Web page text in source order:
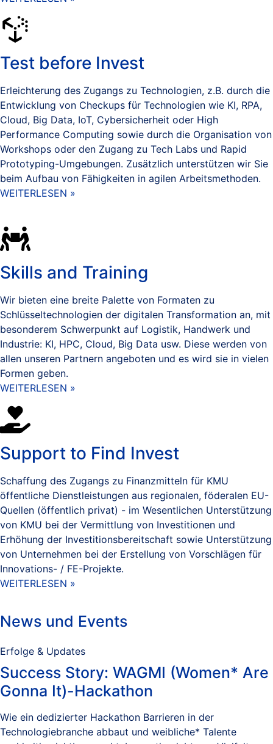
Test before Invest
Erleichterung des Zugangs zu Technologien, z.B. durch die
Entwicklung von Checkups für Technologien wie KI, RPA,
Cloud, Big Data, IoT, Cybersicherheit oder High
Performance Computing sowie durch die Organisation von
Workshops oder den Zugang zu Tech Labs und Rapid
Prototyping-Umgebungen. Zusätzlich unterstützen wir Sie
beim Aufbau von Fähigkeiten in agilen Arbeitsmethoden.
WEITERLESEN »
Skills and Training
Wir bieten eine breite Palette von Formaten zu
Schlüsseltechnologien der digitalen Transformation an, mit
besonderem Schwerpunkt auf Logistik, Handwerk und
Industrie: KI, HPC, Cloud, Big Data usw. Diese werden von
allen unseren Partnern angeboten und es wird sie in vielen
Formen geben.
WEITERLESEN »
Support to Find Invest
Schaffung des Zugangs zu Finanzmitteln für KMU
öffentliche Dienstleistungen aus regionalen, föderalen EU-
Quellen (öffentlich privat) - im Wesentlichen Unterstützung
von KMU bei der Vermittlung von Investitionen und
Erhöhung der Investitionsbereitschaft sowie Unterstützung
von Unternehmen bei der Erstellung von Vorschlägen für
Innovations- / FE-Projekte.
WEITERLESEN »
News und Events
Erfolge & Updates
Success Story: WAGMI (Women* Are
Gonna It)-Hackathon
Wie ein dedizierter Hackathon Barrieren in der
Technologiebranche abbaut und weibliche* Talente